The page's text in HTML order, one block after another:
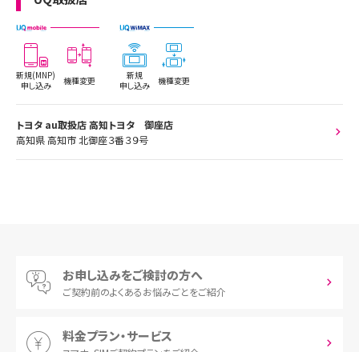
新規(MNP)
申し込み
機種変更
新規
申し込み
機種変更
トヨタ au取扱店 高知トヨタ 御座店
高知県 高知市 北御座３番３９号
お申し込みをご検討の方へ
ご契約前のよくあるお悩みごとをご紹介
料金プラン・サービス